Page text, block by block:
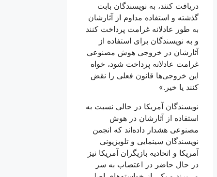
دریافت کنند، به نویسندگان بابت
گذشته و استفاده مداوم از آثارشان
به طور عادلانه غرامت پرداخت کنند
و به نویسندگان برای استفاده از
آثارشان در خروجی هوش مصنوعی
غرامت عادلانه پرداخت شود، خواه
این خروجی‌ها قانون فعلی را نقض
کنند یا خیر.»
نویسندگان آمریکا در حالی نسبت به
استفاده از آثارشان در هوش
مصنوعی هشدار داده‌اند که انجمن
نویسندگان سینمایی و تلویزیونی
آمریکا و اتحادیه بازیگران آمریکا نیز
در حال حاضر در اعتصاب به سر